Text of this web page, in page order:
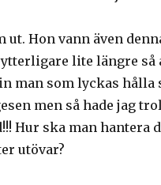
ut. Hon vann även
lite längre så
man som lyckas hålla
men så hade jag
Hur ska man hantera
utövar?